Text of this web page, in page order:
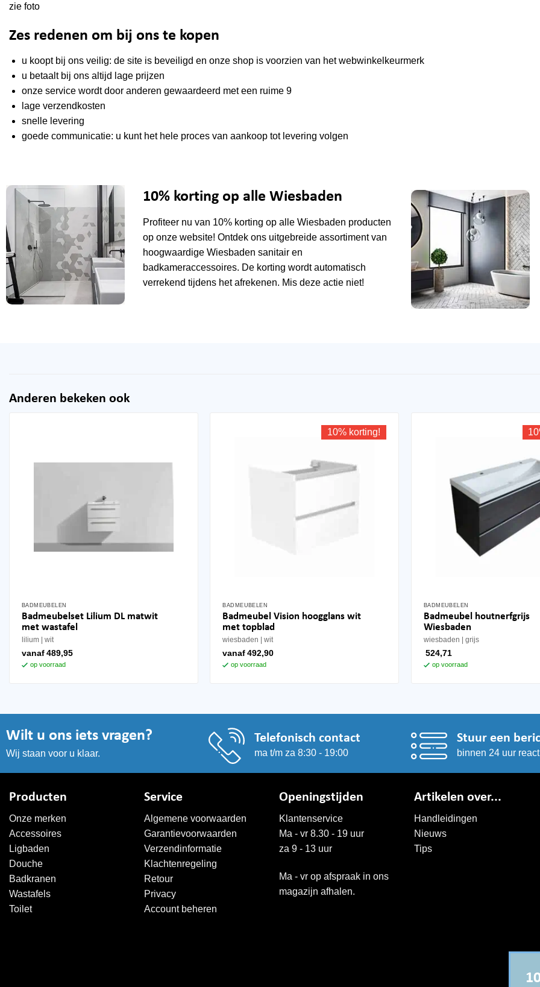
zie foto
Zes redenen om bij ons te kopen
u koopt bij ons veilig: de site is beveiligd en onze shop is voorzien van het webwinkelkeurmerk
u betaalt bij ons altijd lage prijzen
onze service wordt door anderen gewaardeerd met een ruime 9
lage verzendkosten
snelle levering
goede communicatie: u kunt het hele proces van aankoop tot levering volgen
10% korting op alle Wiesbaden
Profiteer nu van 10% korting op alleWiesbaden producten
op onze website! Ontdek ons uitgebreide assortiment van
hoogwaardige Wiesbaden sanitair en
badkameraccessoires. De korting wordt automatisch
verrekend tijdens het afrekenen. Mis deze actie niet!
Anderen bekeken ook
BADMEUBELEN
Badmeubelset Lilium DL matwit
met wastafel
lilium wit
vanaf 489,95
op voorraad
Dit
product
heeft
meerdere
variaties.
worden
de
productpagina
10% korting!
BADMEUBELEN
Badmeubel Vision hoogglans wit
met topblad
wiesbaden wit
vanaf 492,90
op voorraad
Dit
product
heeft
meerdere
variaties.
worden
op
de
productpagina
BADMEUBELEN
Badmeubel houtnerfgrijs
Wiesbaden
wiesbaden grijs
524,71
op voorraad
Dit
product
heeft
meerdere
variaties.
worden
op
de
productpagina
Wilt u ons iets vragen?
Wij staan voor u klaar.
Telefonisch contact
ma t/m za 8:30 - 19:00
Stuur een
binnen 24 uur
Producten
Onze merken
Accessoires
Ligbaden
Douche
Badkranen
Wastafels
Toilet
Service
Algemene voorwaarden
Garantievoorwaarden
Verzendinformatie
Klachtenregeling
Retour
Privacy
Account beheren
Openingstijden
Klantenservice
Ma - vr 8.30 - 19 uur
za 9 - 13 uur
Ma - vr op afspraak in ons
magazijn afhalen.
Artikelen over...
Handleidingen
Nieuws
Tips